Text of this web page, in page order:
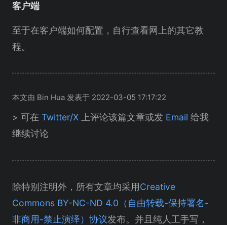
客户端
至于在客户端如何配置，自行查看网上的其它教
程。
本文由 Bin Hua 发表于 2022-03-05 17:17:22
> 可在 Twitter/X 上评论该篇文章或发 Email 给我
继续讨论
除特别注明外，所有文章均采用Creative
Commons BY-NC-ND 4.0（自由转载-保持署名-
非商用-禁止演绎）协议发布。并且纯人工手写，